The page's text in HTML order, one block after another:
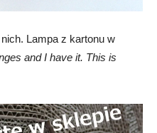
Lampa z kartonu w
and I have it. This is